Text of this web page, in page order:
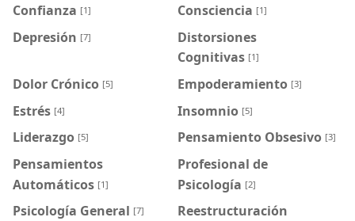
Confianza [1] Consciencia [1]
Depresión [7]
Distorsiones
Cognitivas [1]
Dolor Crónico [5] Empoderamiento [3]
Estrés [4] Insomnio [5]
Liderazgo [5] Pensamiento Obsesivo [3]
Pensamientos
Automáticos [1]
Profesional de
Psicología [2]
Psicología General [7]
Reestructuración